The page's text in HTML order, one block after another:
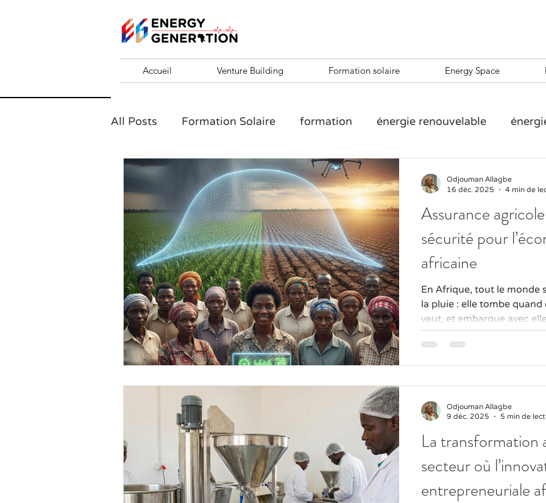
Accueil Venture Building Formation solaire Energy Space
All Posts Formation Solaire formation énergie renouvelable
formation entrepreneuriale formation entrepreneuriale solaire
Challenge 10 KVA ENTREPRENEURSHIP SHAPES OUR LIVES
Santé en Afrique et entrepreneuriat Agribusiness
Assurance
sécurité pour
africaine
En Afrique, tout le monde
la pluie : elle tombe
veut, et embarque avec
elle décide de bouder
sécheresses dignes de
inondations capables de
que quand on perd, ce
F qui part en fumée, c’est
Odjouman Allagbe
16 déc. 2025
4 min de
La transformation
secteur où
entrepreneuriale
Odjouman Allagbe
9 déc. 2025
5 min de